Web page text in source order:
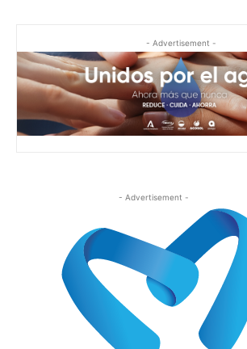
- Advertisement -
- Advertisement -